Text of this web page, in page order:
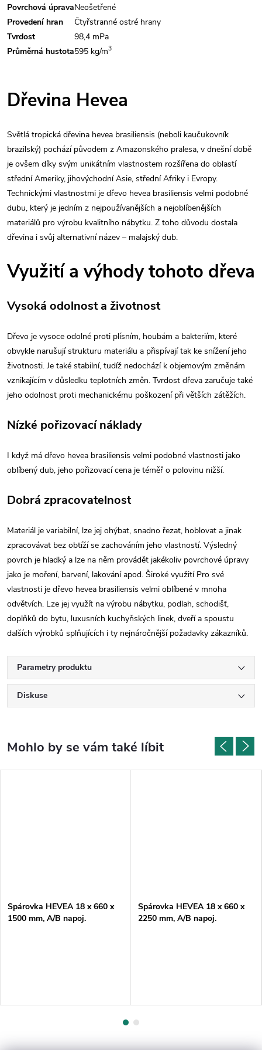
Povrchová úpravaNeošetřené
Provedení hran
Čtyřstranné ostré hrany
Tvrdost
98,4 mPa
Průměrná hustota595 kg/m3
Dřevina Hevea
Světlá tropická dřevina hevea brasiliensis (neboli kaučukovník
brazilský) pochází původem z Amazonského pralesa, v dnešní době
je ovšem díky svým unikátním vlastnostem rozšířena do oblastí
střední Ameriky, jihovýchodní Asie, střední Afriky i Evropy.
Technickými vlastnostmi je dřevo hevea brasiliensis velmi podobné
dubu, který je jedním z nejpoužívanějších a nejoblíbenějších
materiálů pro výrobu kvalitního nábytku. Z toho důvodu dostala
dřevina i svůj alternativní název – malajský dub.
Využití a výhody tohoto dřeva
Vysoká odolnost a životnost
Dřevo je vysoce odolné proti plísním, houbám a bakteriím, které
obvykle narušují strukturu materiálu a přispívají tak ke snížení jeho
životnosti. Je také stabilní, tudíž nedochází k objemovým změnám
vznikajícím v důsledku teplotních změn. Tvrdost dřeva zaručuje také
jeho odolnost proti mechanickému poškození při větších zátěžích.
Nízké pořizovací náklady
I když má dřevo hevea brasiliensis velmi podobné vlastnosti jako
oblíbený dub, jeho pořizovací cena je téměř o polovinu nižší.
Dobrá zpracovatelnost
Materiál je variabilní, lze jej ohýbat, snadno řezat, hoblovat a jinak
zpracovávat bez obtíží se zachováním jeho vlastností. Výsledný
povrch je hladký a lze na něm provádět jakékoliv povrchové úpravy
jako je moření, barvení, lakování apod. Široké využití Pro své
vlastnosti je dřevo hevea brasiliensis velmi oblíbené v mnoha
odvětvích. Lze jej využít na výrobu nábytku, podlah, schodišť,
doplňků do bytu, luxusních kuchyňských linek, dveří a spoustu
dalších výrobků splňujících i ty nejnáročnější požadavky zákazníků.
Parametry produktu
Diskuse
Spárovka HEVEA 18 x 660 x
1500 mm, A/B napoj.
Spárovka HEVEA 18 x 660 x
2250 mm, A/B napoj.